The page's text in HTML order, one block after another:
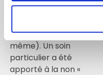
des 8 brevets
de recharge elle-
même). Un soin
particulier a été
apporté à la non «